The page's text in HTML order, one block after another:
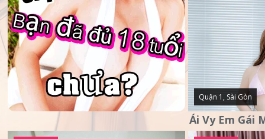
Quận 1, Sài Gòn